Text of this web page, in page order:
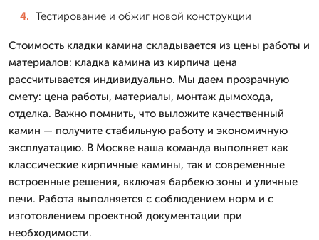
Тестирование и обжиг новой конструкции
Стоимость кладки камина складывается из цены работы и
материалов: кладка камина из кирпича цена
рассчитывается индивидуально. Мы даем прозрачную
смету: цена работы, материалы, монтаж дымохода,
отделка. Важно помнить, что выложите качественный
камин — получите стабильную работу и экономичную
эксплуатацию. В Москве наша команда выполняет как
классические кирпичные камины, так и современные
встроенные решения, включая барбекю зоны и уличные
печи. Работа выполняется с соблюдением норм и с
изготовлением проектной документации при
необходимости.